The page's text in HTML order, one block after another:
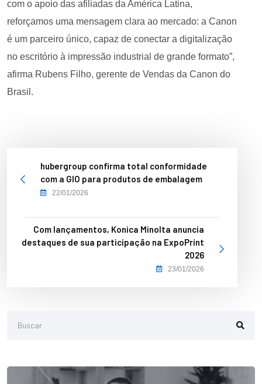
com o apoio das afiliadas da América Latina,
reforçamos uma mensagem clara ao mercado: a Canon
é um parceiro único, capaz de conectar a digitalização
no escritório à impressão industrial de grande formato”,
afirma Rubens Filho, gerente de Vendas da Canon do
Brasil.
hubergroup confirma total conformidade
com a GIO para produtos de embalagem
22/01/2026
Com lançamentos, Konica Minolta anuncia
destaques de sua participação na ExpoPrint
2026
23/01/2026